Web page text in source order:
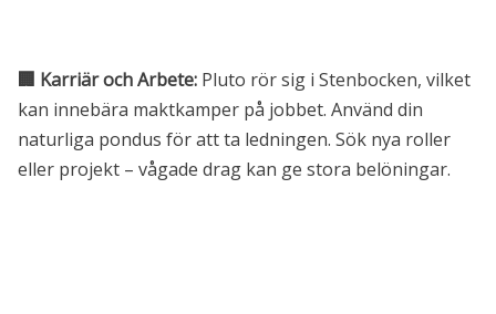
🏢 Karriär och Arbete: Pluto rör sig i Stenbocken, vilket
kan innebära maktkamper på jobbet. Använd din
naturliga pondus för att ta ledningen. Sök nya roller
eller projekt – vågade drag kan ge stora belöningar.